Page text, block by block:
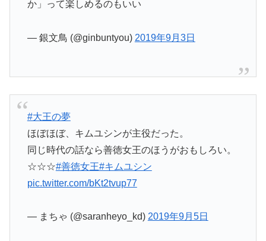
か」って楽しめるのもいい
— 銀文鳥 (@ginbuntyou) 2019年9月3日
#大王の夢
ほぼほぼ、キムユシンが主役だった。
同じ時代の話なら善徳女王のほうがおもしろい。
☆☆☆#善徳女王#キムユシン
pic.twitter.com/bKt2tvup77
— まちゃ (@saranheyo_kd) 2019年9月5日